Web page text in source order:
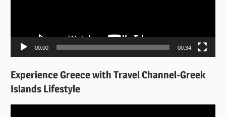
00:00 00:34
Experience Greece with Travel Channel-Greek
Islands Lifestyle